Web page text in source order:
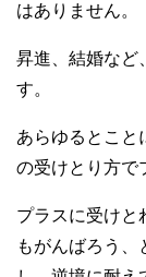
はありません。
昇進、結婚など
す。
あらゆるとこと
の受けとり方で
プラスに受けと
もがんばろう